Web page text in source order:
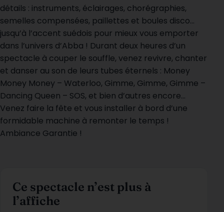
détails : instruments, éclairages, chorégraphies,
semelles compensées, paillettes et boules disco…
jusqu’à l’accent suédois pour mieux vous emporter
dans l’univers d’Abba ! Durant deux heures d’un
spectacle à couper le souffle, venez revivre, chanter
et danser au son de leurs tubes éternels : Money
Money Money – Waterloo, Gimme, Gimme, Gimme –
Dancing Queen – SOS, et bien d’autres encore…
Venez faire la fête et vous installer à bord d’une
formidable machine à remonter le temps !
Ambiance Garantie !
Ce spectacle n’est plus à
l’affiche